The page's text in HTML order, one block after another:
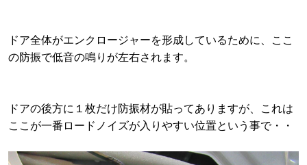
ドア全体がエンクロージャーを形成しているために、ここ
の防振で低音の鳴りが左右されます。
ドアの後方に１枚だけ防振材が貼ってありますが、これは
ここが一番ロードノイズが入りやすい位置という事で・・